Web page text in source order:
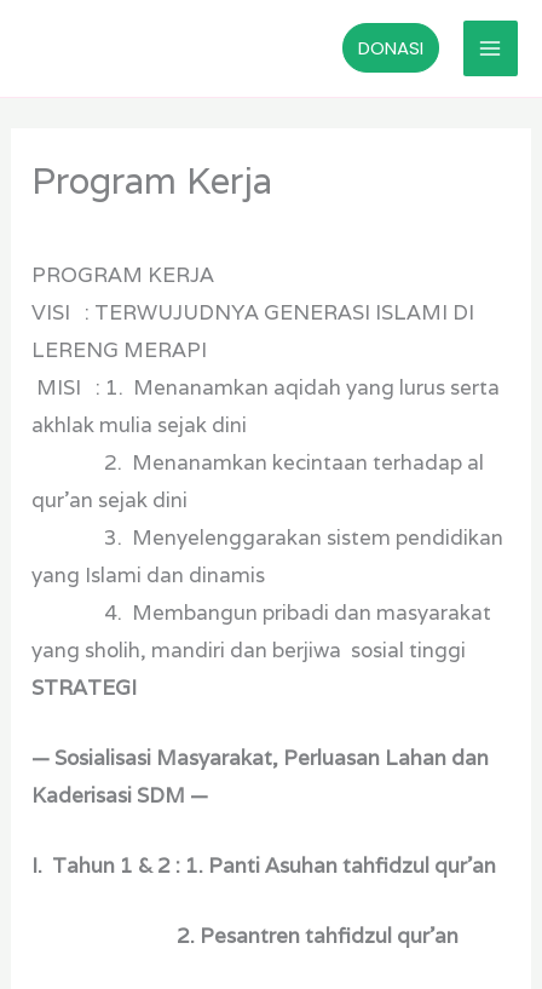
konten
DONASI
Program Kerja
PROGRAM KERJA
VISI : TERWUJUDNYA GENERASI ISLAMI DI
LERENG MERAPI
MISI : 1. Menanamkan aqidah yang lurus serta
akhlak mulia sejak dini
2. Menanamkan kecintaan terhadap al
qur’an sejak dini
3. Menyelenggarakan sistem pendidikan
yang Islami dan dinamis
4. Membangun pribadi dan masyarakat
yang sholih, mandiri dan berjiwa sosial tinggi
STRATEGI
— Sosialisasi Masyarakat, Perluasan Lahan dan
Kaderisasi SDM —
I. Tahun 1 & 2 : 1. Panti Asuhan tahfidzul qur’an
2. Pesantren tahfidzul qur’an